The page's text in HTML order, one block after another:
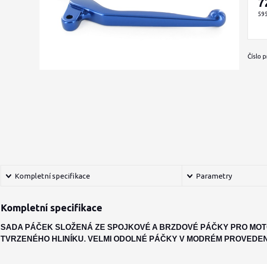
Číslo
Kompletní specifikace Parametry
Kompletní specifikace
SADA PÁČEK SLOŽENÁ ZE SPOJKOVÉ A BRZDOVÉ PÁČKY PRO
TVRZENÉHO HLINÍKU. VELMI ODOLNÉ PÁČKY V MODRÉM